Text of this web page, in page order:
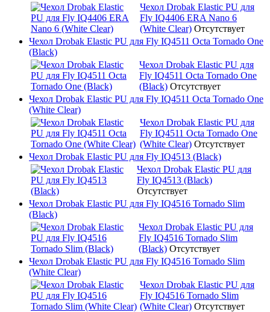
Чехол Drobak Elastic PU для
Fly IQ4406 ERA Nano 6
(White Clear) Отсутствует
Чехол Drobak Elastic PU для Fly IQ4511 Octa Tornado One
(Black)
Чехол Drobak Elastic PU для
Fly IQ4511 Octa Tornado One
(Black) Отсутствует
Чехол Drobak Elastic PU для Fly IQ4511 Octa Tornado One
(White Clear)
Чехол Drobak Elastic PU для
Fly IQ4511 Octa Tornado One
(White Clear) Отсутствует
Чехол Drobak Elastic PU для Fly IQ4513 (Black)
Чехол Drobak Elastic PU для
Fly IQ4513 (Black)
Отсутствует
Чехол Drobak Elastic PU для Fly IQ4516 Tornado Slim
(Black)
Чехол Drobak Elastic PU для
Fly IQ4516 Tornado Slim
(Black) Отсутствует
Чехол Drobak Elastic PU для Fly IQ4516 Tornado Slim
(White Clear)
Чехол Drobak Elastic PU для
Fly IQ4516 Tornado Slim
(White Clear) Отсутствует